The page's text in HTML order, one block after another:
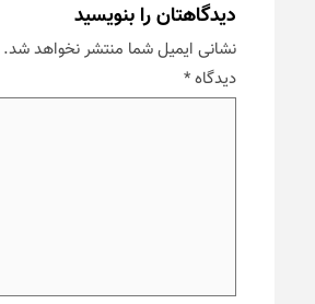
دیدگاهتان را بنویسید
نشانی ایمیل شما منتشر نخواهد شد.
دیدگاه*